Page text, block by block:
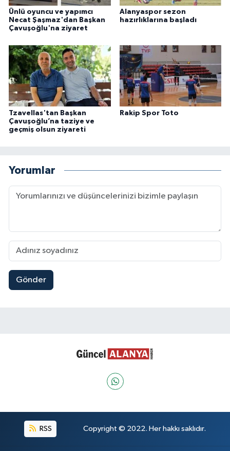
Ünlü oyuncu ve yapımcı
Necat Şaşmaz'dan Başkan
Çavuşoğlu'na ziyaret
Alanyaspor sezon
hazırlıklarına başladı
Tzavellas'tan Başkan
Çavuşoğlu’na taziye ve
geçmiş olsun ziyareti
Rakip Spor Toto
Yorumlar
Gönder
RSS Copyright © 2022. Her hakkı saklıdır.